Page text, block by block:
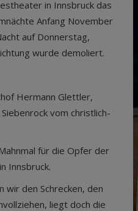
in Innsbruck das
Anfang November
auf Donnerstag,
wurde demoliert.
Hermann Glettler,
vom christlich-
für die Opfer der
Innsbruck.
wir den Schrecken, den
liegt doch die